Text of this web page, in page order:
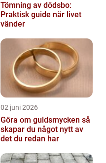
Tömning av dödsbo:
Praktisk guide när livet
vänder
02 juni 2026
Göra om guldsmycken så
skapar du något nytt av
det du redan har